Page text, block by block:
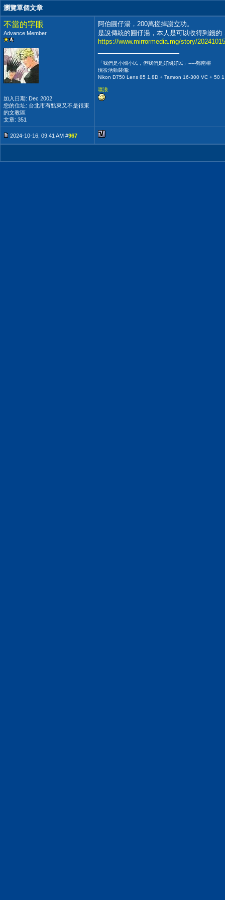
瀏覽單個文章
不當的字眼
Advance Member
加入日期: Dec 2002
您的住址: 台北市有點東又不是很東
的文教區
文章: 351
阿伯圓仔湯，200萬搓掉謝立功。
是說傳統的圓仔湯，本人是可以收得到錢的
https://www.mirrormedia.mg/story/
「我們是小國小民，但我們是好國好民」-----鄭南榕
現役活動裝備:
Nikon D750 Lens 85 1.8D + Tamron 16-300 VC + 50
噗浪
2024-10-16, 09:41 AM #967